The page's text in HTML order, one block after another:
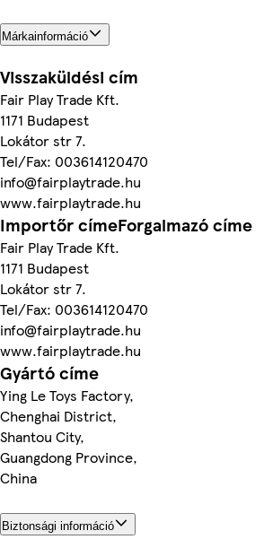
Márkainformáció
Visszaküldési cím
Fair Play Trade Kft.
1171 Budapest
Lokátor str 7.
Tel/Fax: 003614120470
info@fairplaytrade.hu
www.fairplaytrade.hu
Importőr címeForgalmazó címe
Fair Play Trade Kft.
1171 Budapest
Lokátor str 7.
Tel/Fax: 003614120470
info@fairplaytrade.hu
www.fairplaytrade.hu
Gyártó címe
Ying Le Toys Factory,
Chenghai District,
Shantou City,
Guangdong Province,
China
Biztonsági információ